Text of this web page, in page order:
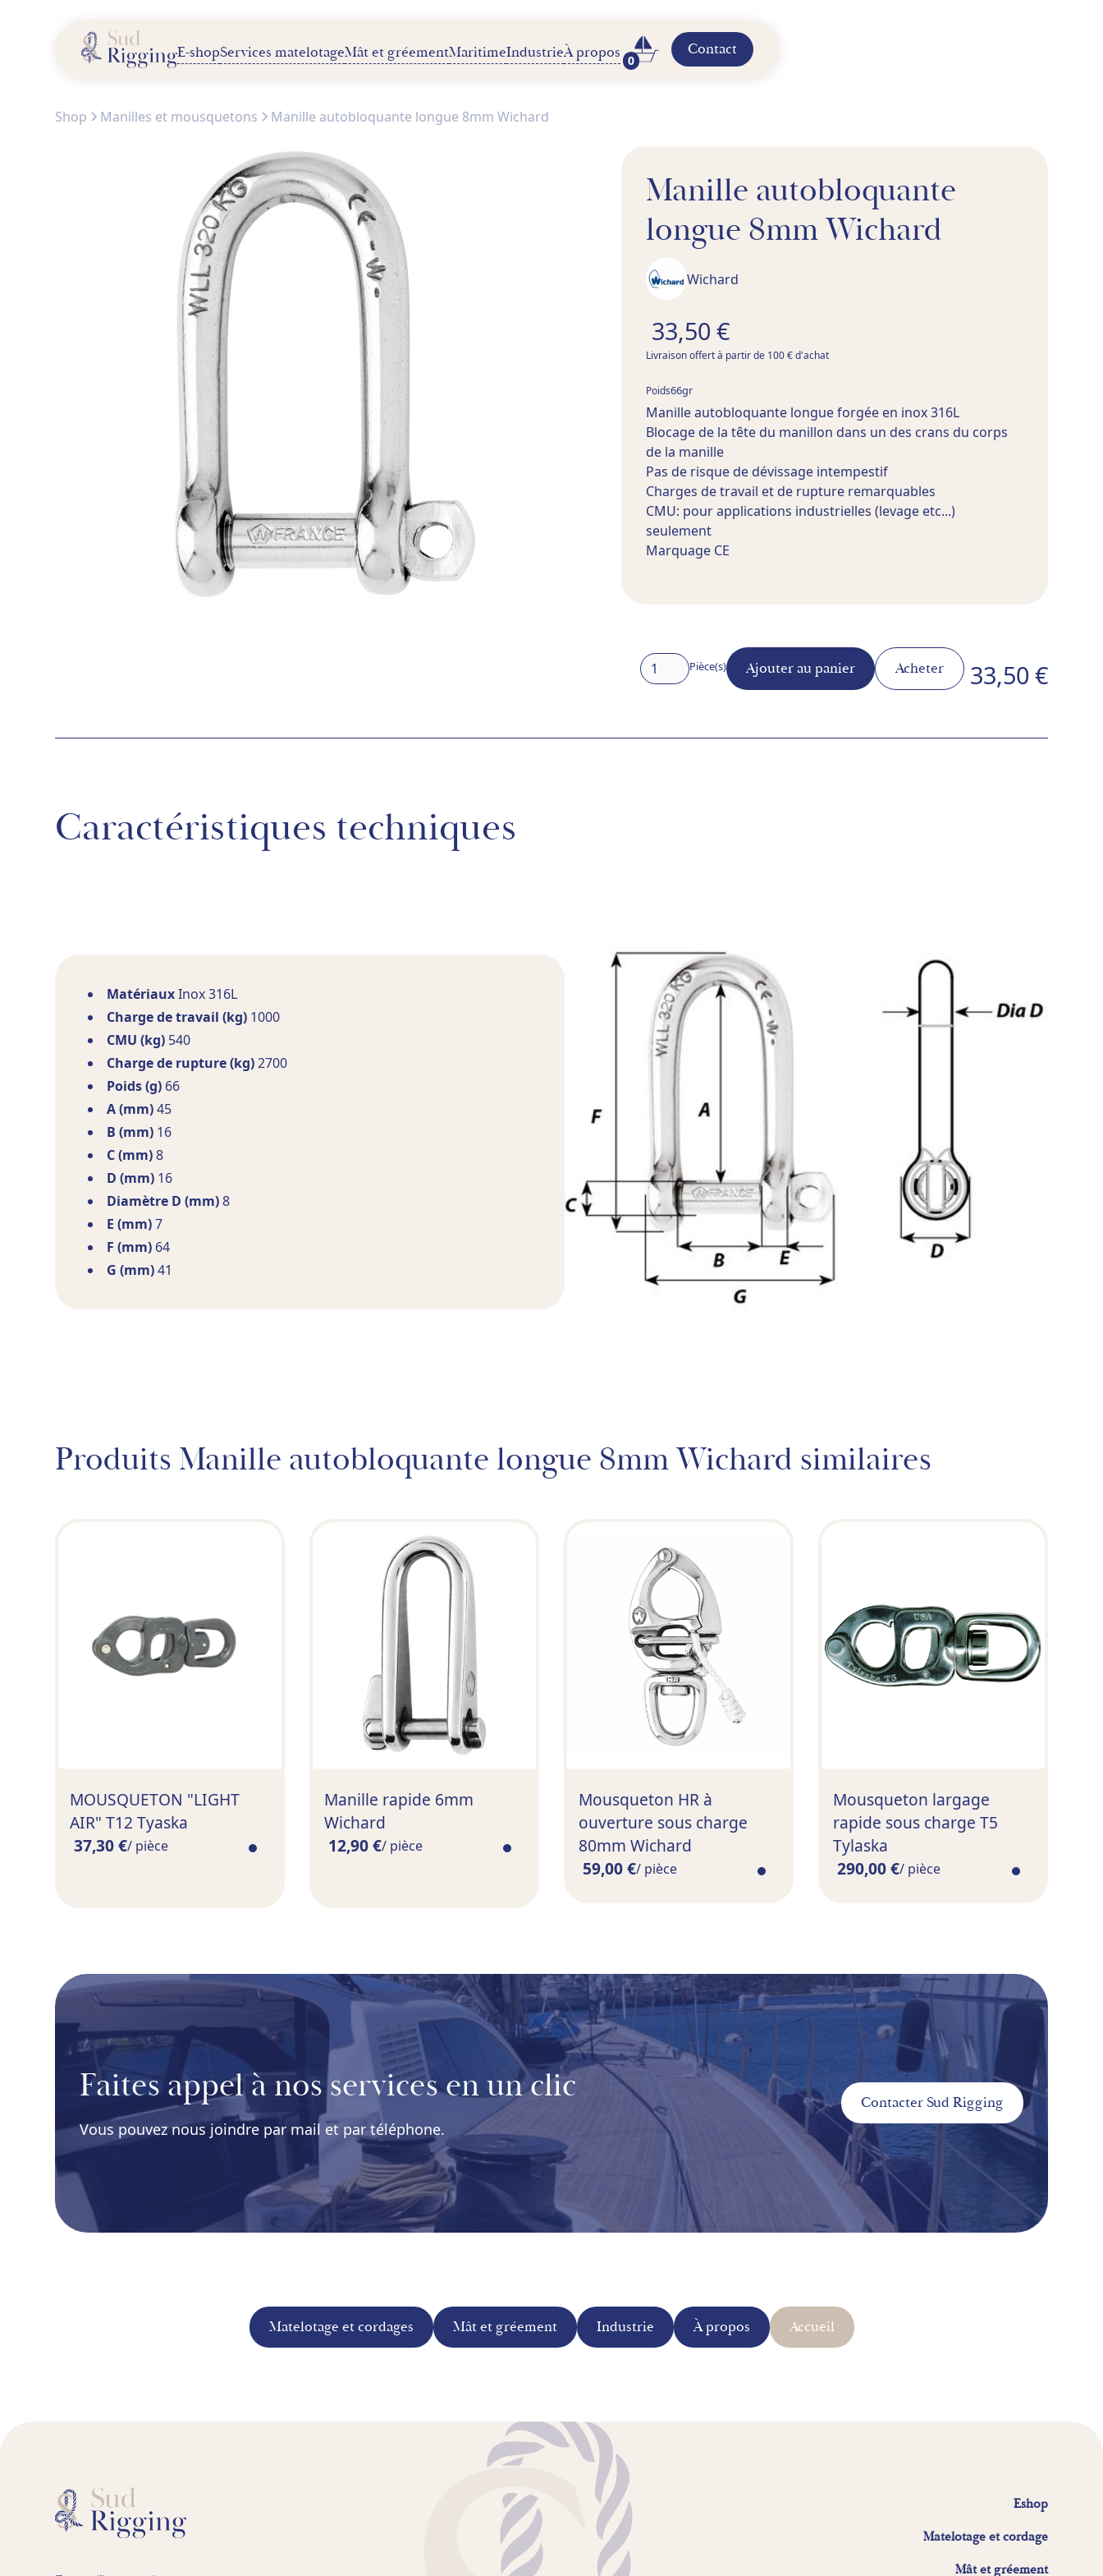
E-shopServices matelotageMât et gréementMaritimeIndustrieÀ propos 0
Contact
Shop Manilles et mousquetons Manille autobloquante longue 8mm Wichard
Manille autobloquante
longue 8mm Wichard
Wichard
33,50 €
Livraison offert à partir de 100 € d'achat
Poids66gr
Manille autobloquante longue forgée en inox 316L
Blocage de la tête du manillon dans un des crans du corps
de la manille
Pas de risque de dévissage intempestif
Charges de travail et de rupture remarquables
CMU: pour applications industrielles (levage etc...)
seulement
Marquage CE
Pièce(s) Acheter 33,50 €
Caractéristiques techniques
MatériauxInox 316L
Charge de travail (kg) 1000
CMU (kg) 540
Charge de rupture (kg)2700
Poids (g) 66
A (mm)45
B (mm) 16
C (mm)8
D (mm) 16
Diamètre D (mm)8
E (mm)7
F (mm) 64
G (mm)41
Produits Manille autobloquante longue 8mm Wichard similaires
MOUSQUETON "LIGHT
AIR" T12 Tyaska
37,30 €/ pièce
Manille rapide 6mm
Wichard
12,90 €/ pièce
Mousqueton HR à
ouverture sous charge
80mm Wichard
59,00 €/ pièce
Mousqueton largage
rapide sous charge T5
Tylaska
290,00 €/ pièce
Faites appel à nos services en un clic
Vous pouvez nous joindre par mail et par téléphone.
Contacter Sud Rigging
Matelotage et cordages Mât et gréement Industrie À propos Accueil
Eshop
Matelotage et cordage
Mât et gréement